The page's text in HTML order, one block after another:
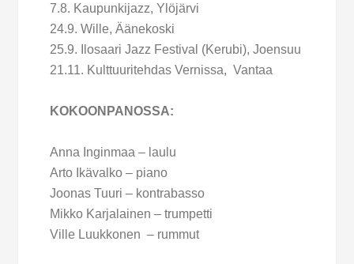
7.8. Kaupunkijazz, Ylöjärvi
24.9. Wille, Äänekoski
25.9. Ilosaari Jazz Festival (Kerubi), Joensuu
21.11. Kulttuuritehdas Vernissa, Vantaa
KOKOONPANOSSA:
Anna Inginmaa – laulu
Arto Ikävalko – piano
Joonas Tuuri – kontrabasso
Mikko Karjalainen – trumpetti
Ville Luukkonen – rummut